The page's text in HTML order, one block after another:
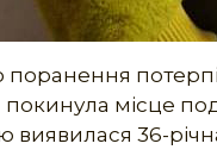
місце
36-